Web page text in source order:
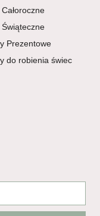
Prezentowe
do robienia świec